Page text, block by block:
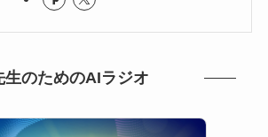
生のためのAIラジオ